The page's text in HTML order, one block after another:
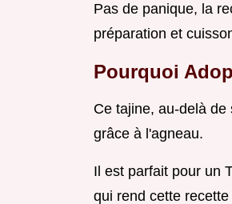
Pas de panique, la
préparation et
Pourquoi
Ce tajine, au-delà
grâce à l'agneau.
Il est parfait pour un
qui rend cette